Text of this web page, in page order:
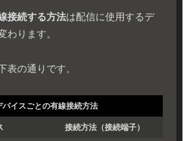
接続する方法は配信に使用するデ
わります。
表の通りです。
バイスごとの有線接続方法
接続方法（接続端子）